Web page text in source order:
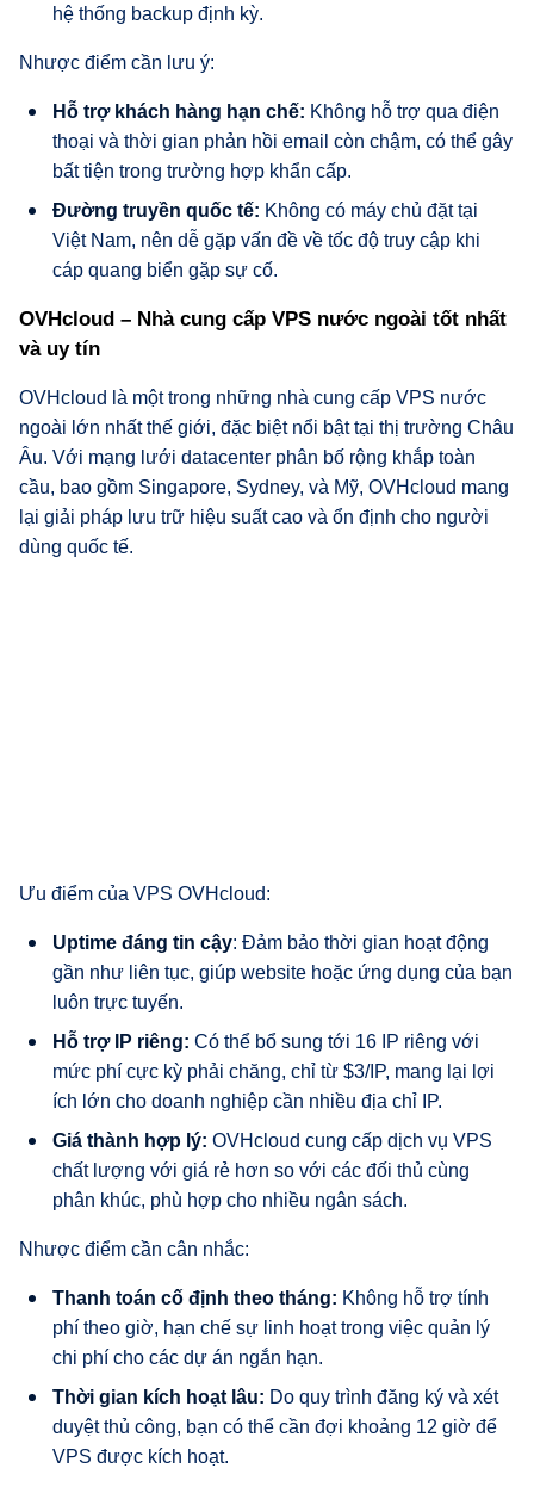
hệ thống backup định kỳ.
Nhược điểm cần lưu ý:
Hỗ trợ khách hàng hạn chế: Không hỗ trợ qua điện
thoại và thời gian phản hồi email còn chậm, có thể gây
bất tiện trong trường hợp khẩn cấp.
Đường truyền quốc tế: Không có máy chủ đặt tại
Việt Nam, nên dễ gặp vấn đề về tốc độ truy cập khi
cáp quang biển gặp sự cố.
OVHcloud – Nhà cung cấp VPS nước ngoài tốt nhất
và uy tín
OVHcloud là một trong những nhà cung cấp VPS nước
ngoài lớn nhất thế giới, đặc biệt nổi bật tại thị trường Châu
Âu. Với mạng lưới datacenter phân bố rộng khắp toàn
cầu, bao gồm Singapore, Sydney, và Mỹ, OVHcloud mang
lại giải pháp lưu trữ hiệu suất cao và ổn định cho người
dùng quốc tế.
Ưu điểm của VPS OVHcloud:
Uptime đáng tin cậy: Đảm bảo thời gian hoạt động
gần như liên tục, giúp website hoặc ứng dụng của bạn
luôn trực tuyến.
Hỗ trợ IP riêng: Có thể bổ sung tới 16 IP riêng với
mức phí cực kỳ phải chăng, chỉ từ $3/IP, mang lại lợi
ích lớn cho doanh nghiệp cần nhiều địa chỉ IP.
Giá thành hợp lý: OVHcloud cung cấp dịch vụ VPS
chất lượng với giá rẻ hơn so với các đối thủ cùng
phân khúc, phù hợp cho nhiều ngân sách.
Nhược điểm cần cân nhắc:
Thanh toán cố định theo tháng: Không hỗ trợ tính
phí theo giờ, hạn chế sự linh hoạt trong việc quản lý
chi phí cho các dự án ngắn hạn.
Thời gian kích hoạt lâu: Do quy trình đăng ký và xét
duyệt thủ công, bạn có thể cần đợi khoảng 12 giờ để
VPS được kích hoạt.